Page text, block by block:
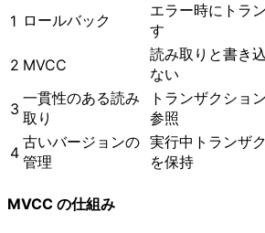
1 ロールバック
エラー時にトラ
す
2 MVCC
読み取りと書き
ない
3
一貫性のある読み
取り
トランザクショ
参照
4
古いバージョンの
管理
実行中トランザ
を保持
MVCC の仕組み